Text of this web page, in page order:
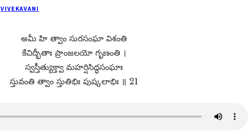
VIVEKAVANI
అమీ హి త్వాం సురసంఘా విశంతి
కేచిద్భీతాః ప్రాంజలయో గృణంతి ।
స్వస్తీత్యుక్త్వా మహర్షిసిద్ధసంఘాః
స్తువంతి త్వాం స్తుతిభిః పుష్కలాభిః ॥ 21